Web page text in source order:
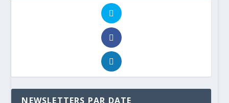
NEWSLETTERS PAR DATE